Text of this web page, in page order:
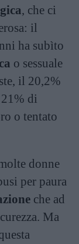
, che ci
il
ha subìto
o sessuale
il 20,2%
di
o tentato
donne
per paura
che ad
Ma